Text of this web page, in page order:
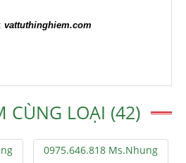
vattuthinghiem.com
CÙNG LOẠI (42)
0975.646.818 Ms.Nhung